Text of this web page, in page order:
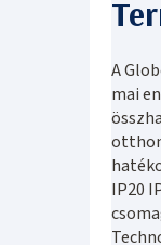
A
mai
IP20